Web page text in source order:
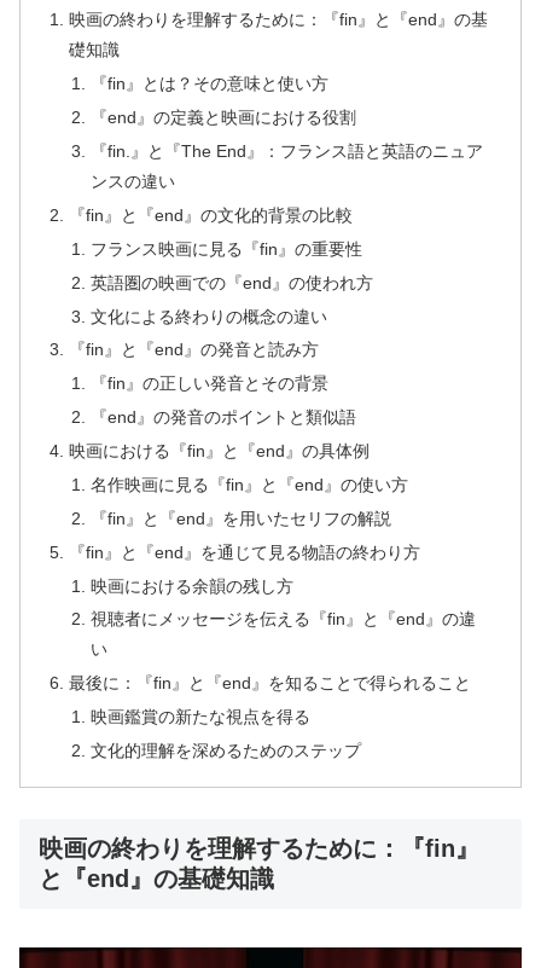
映画の終わりを理解するために：『fin』と『end』の基
礎知識
『fin』とは？その意味と使い方
『end』の定義と映画における役割
『fin.』と『The End』：フランス語と英語のニュア
ンスの違い
『fin』と『end』の文化的背景の比較
フランス映画に見る『fin』の重要性
英語圏の映画での『end』の使われ方
文化による終わりの概念の違い
『fin』と『end』の発音と読み方
『fin』の正しい発音とその背景
『end』の発音のポイントと類似語
映画における『fin』と『end』の具体例
名作映画に見る『fin』と『end』の使い方
『fin』と『end』を用いたセリフの解説
『fin』と『end』を通じて見る物語の終わり方
映画における余韻の残し方
視聴者にメッセージを伝える『fin』と『end』の違
い
最後に：『fin』と『end』を知ることで得られること
映画鑑賞の新たな視点を得る
文化的理解を深めるためのステップ
映画の終わりを理解するために：『fin』
と『end』の基礎知識